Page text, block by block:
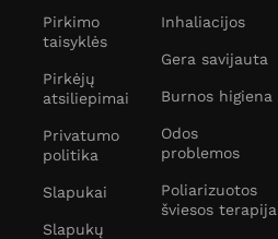
Pirkimo
taisyklės
Pirkėjų
atsiliepimai
Privatumo
politika
Slapukai
Slapukų
Inhaliacijos
Gera savijauta
Burnos higiena
Odos
problemos
Poliarizuotos
šviesos terapija